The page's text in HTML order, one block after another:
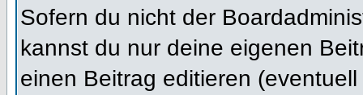
Sofern du nicht der
kannst du nur deine eigenen
einen Beitrag editieren